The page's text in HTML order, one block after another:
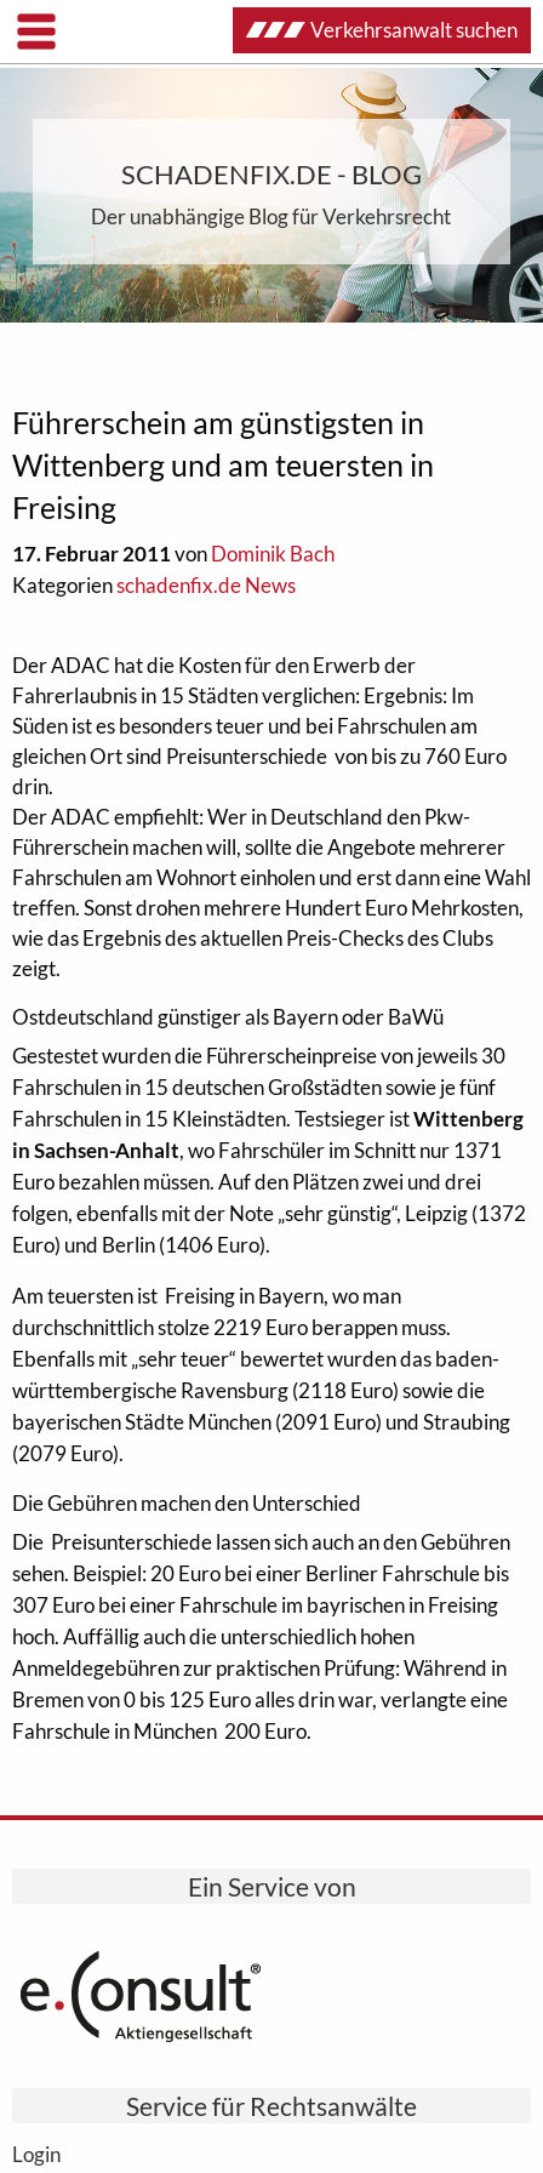
SCHADENFIX.DE - BLOG
Der unabhängige Blog für Verkehrsrecht
Führerschein am günstigsten in
Wittenberg und am teuersten in
Freising
17. Februar 2011vonDominik Bach
Kategorienschadenfix.de News
Der ADAC hat die Kosten für den Erwerb der
Fahrerlaubnis in 15 Städten verglichen: Ergebnis: Im
Süden ist es besonders teuer und bei Fahrschulen am
gleichen Ort sind Preisunterschiede von bis zu 760 Euro
drin.
Der ADAC empfiehlt: Wer in Deutschland den Pkw-
Führerschein machen will, sollte die Angebote mehrerer
Fahrschulen am Wohnort einholen und erst dann eine Wahl
treffen. Sonst drohen mehrere Hundert Euro Mehrkosten,
wie das Ergebnis des aktuellen Preis-Checks des Clubs
zeigt.
Ostdeutschland günstiger als Bayern oder BaWü
Gestestet wurden die Führerscheinpreise von jeweils 30
Fahrschulen in 15 deutschen Großstädten sowie je fünf
Fahrschulen in 15 Kleinstädten. Testsieger istWittenberg
in Sachsen-Anhalt, wo Fahrschüler im Schnitt nur 1371
Euro bezahlen müssen. Auf den Plätzen zwei und drei
folgen, ebenfalls mit der Note „sehr günstig“, Leipzig (1372
Euro) und Berlin (1406 Euro).
Am teuersten ist Freising in Bayern, wo man
durchschnittlich stolze 2219 Euro berappen muss.
Ebenfalls mit „sehr teuer“ bewertet wurden das baden-
württembergische Ravensburg (2118 Euro) sowie die
bayerischen Städte München (2091 Euro) und Straubing
(2079 Euro).
Die Gebühren machen den Unterschied
Die Preisunterschiede lassen sich auch an den Gebühren
sehen. Beispiel: 20 Euro bei einer Berliner Fahrschule bis
307 Euro bei einer Fahrschule im bayrischen in Freising
hoch. Auffällig auch die unterschiedlich hohen
Anmeldegebühren zur praktischen Prüfung: Während in
Bremen von 0 bis 125 Euro alles drin war, verlangte eine
Fahrschule in München 200 Euro.
Ein Service von
Service für Rechtsanwälte
Login
Verkehrsanwalt suchen